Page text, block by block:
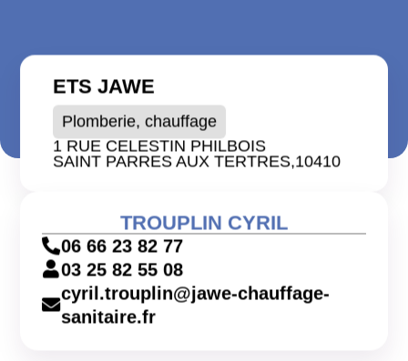
ETS JAWE
Plomberie, chauffage
1 RUE CELESTIN PHILBOIS
SAINT PARRES AUX TERTRES,10410
TROUPLIN CYRIL
06 66 23 82 77
03 25 82 55 08
cyril.trouplin@jawe-chauffage-
sanitaire.fr